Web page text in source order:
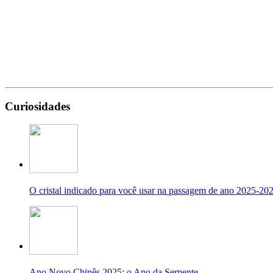
Curiosidades
O cristal indicado para você usar na passagem de ano 2025-